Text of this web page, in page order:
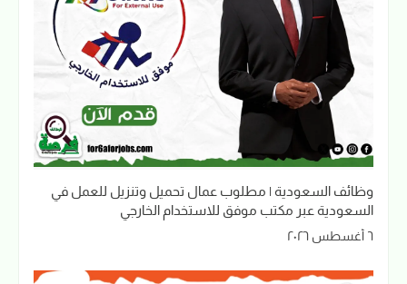
وظائف السعودية | مطلوب عمال تحميل وتنزيل للعمل في
السعودية عبر مكتب موفق للاستخدام الخارجي
٦ أغسطس ٢٠٢٦